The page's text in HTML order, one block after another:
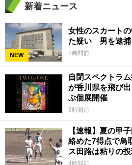
新着ニュース
NEW
女性のスカート
た疑い 男を逮
2時間前
自閉スペクトラ
が香川県を飛び
ぶ個展開催
3時間前
【速報】夏の甲
絡めた7得点で
ス田路は粘りの
4時間前